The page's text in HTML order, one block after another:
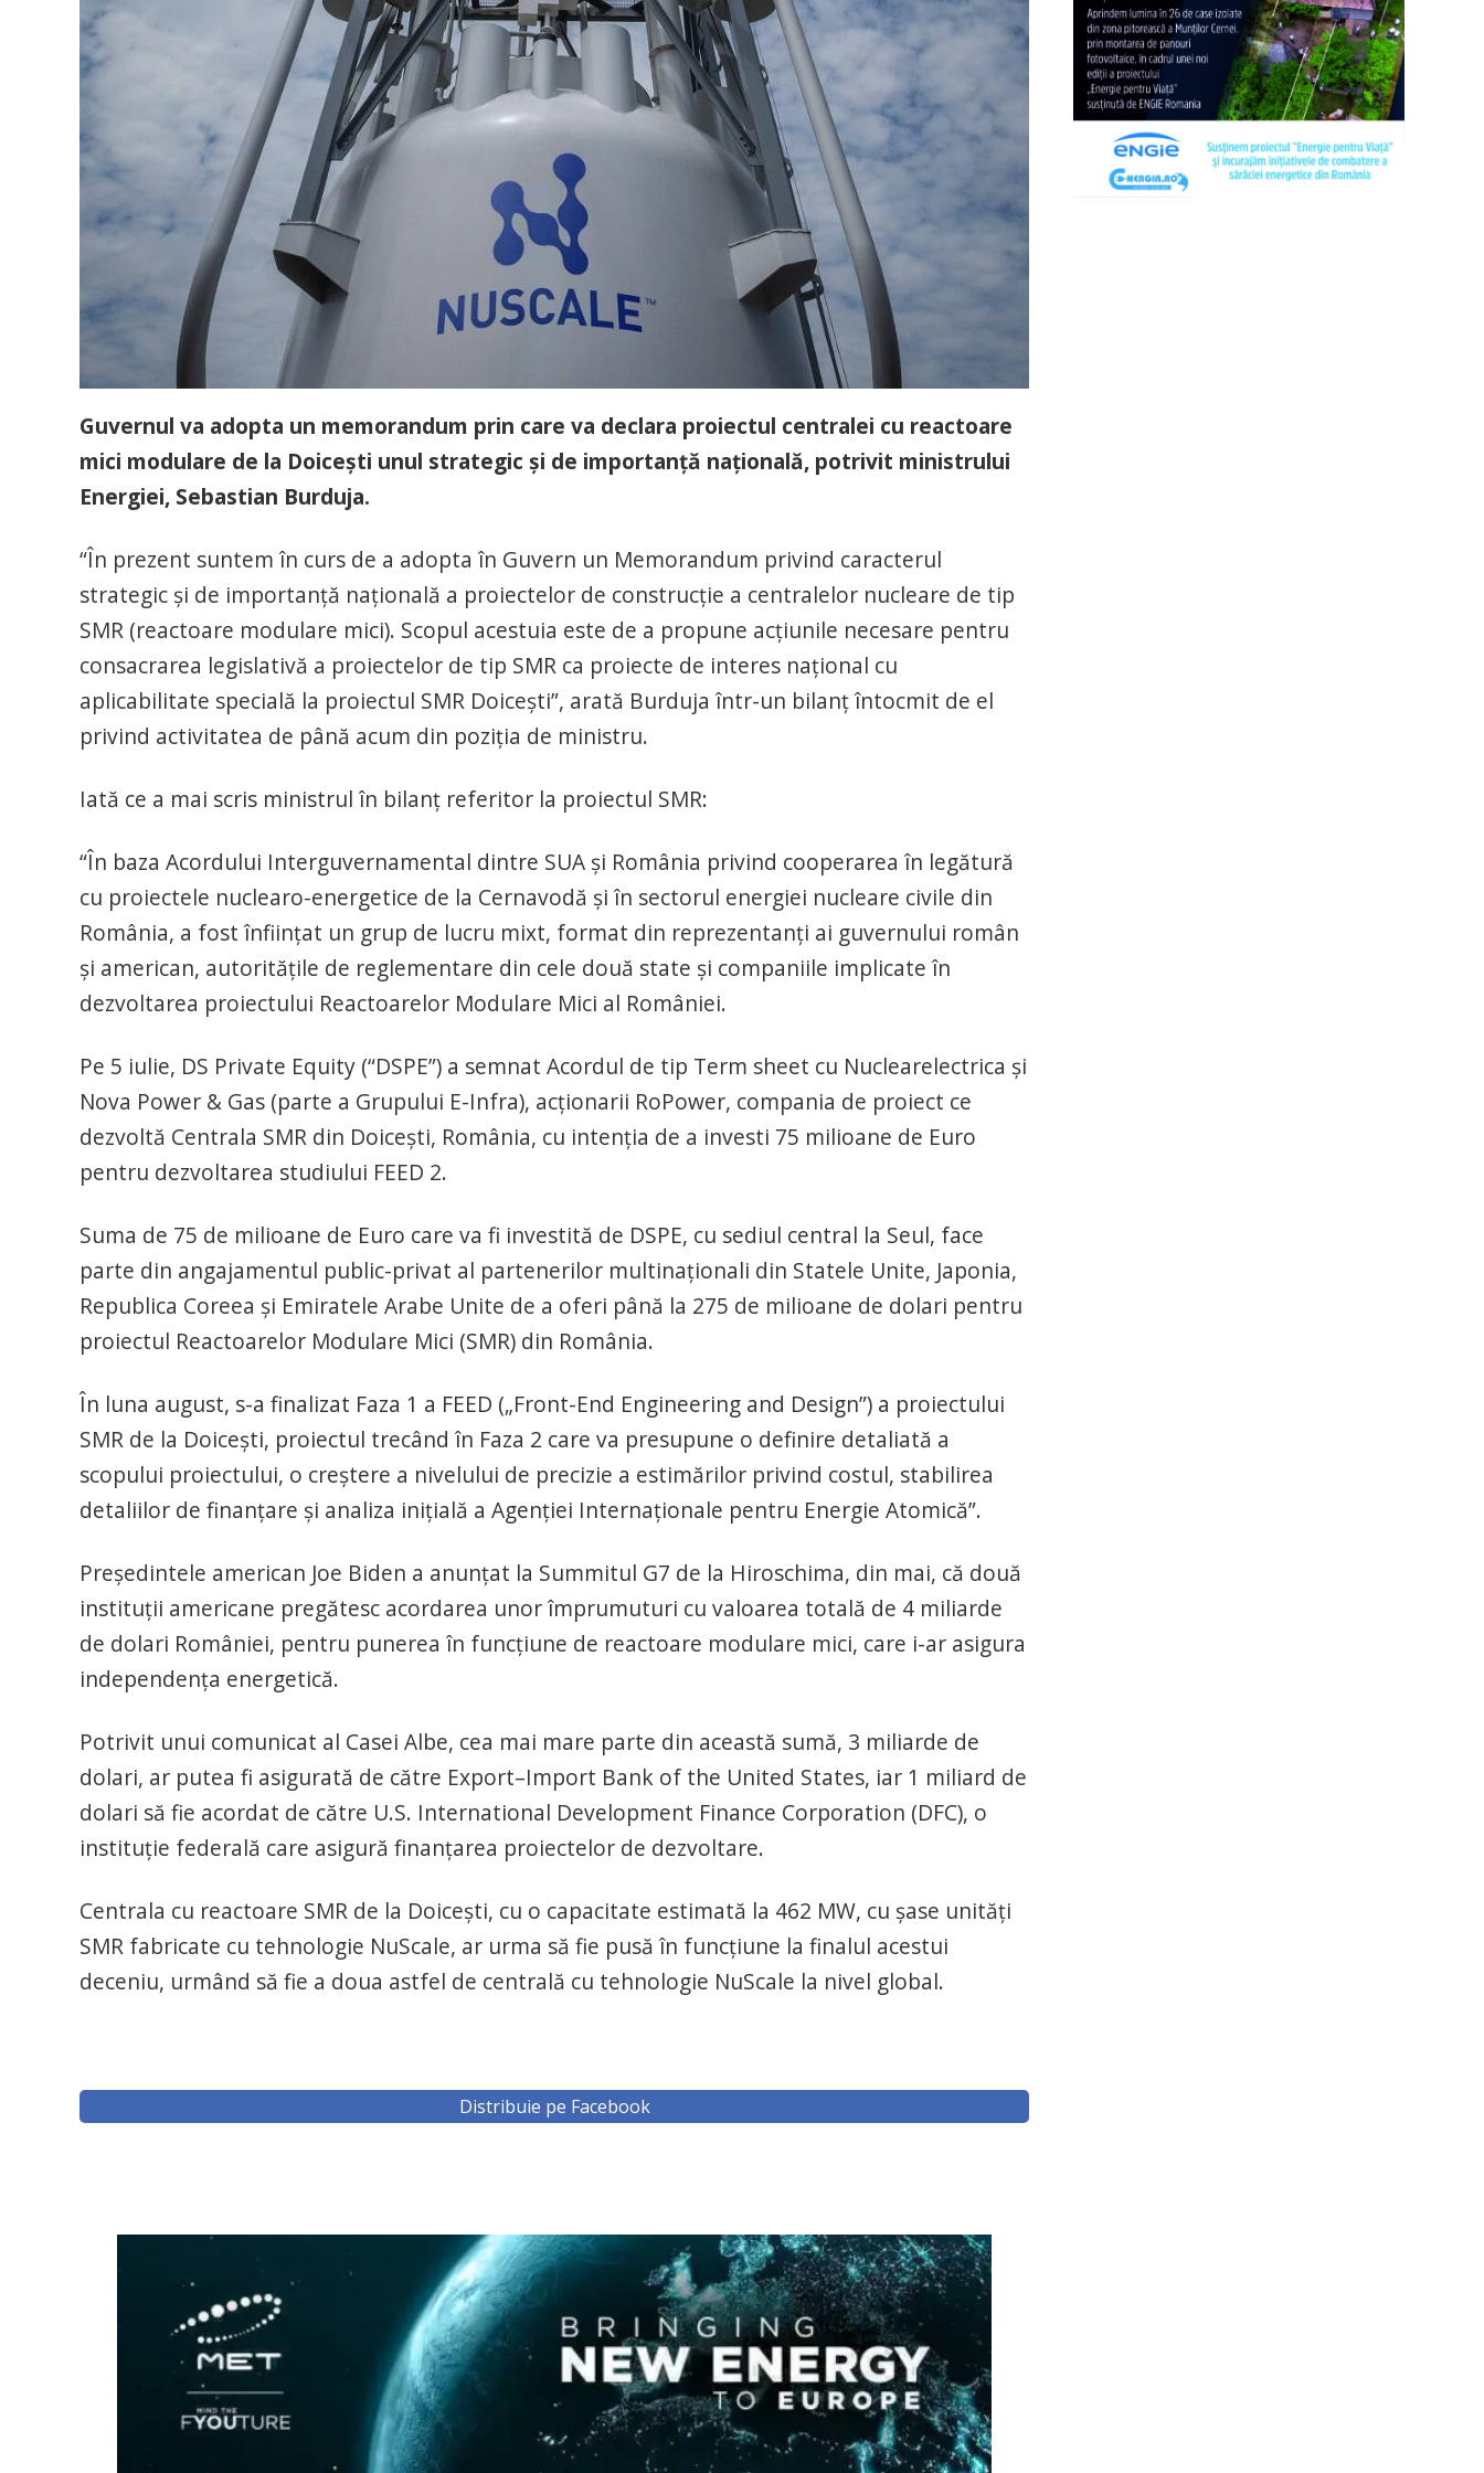
Guvernul va adopta un memorandum prin care va declara proiectul centralei cu reactoare
mici modulare de la Doicești unul strategic și de importanță națională, potrivit ministrului
Energiei, Sebastian Burduja.
“În prezent suntem în curs de a adopta în Guvern un Memorandum privind caracterul
strategic și de importanță națională a proiectelor de construcție a centralelor nucleare de tip
SMR (reactoare modulare mici). Scopul acestuia este de a propune acțiunile necesare pentru
consacrarea legislativă a proiectelor de tip SMR ca proiecte de interes național cu
aplicabilitate specială la proiectul SMR Doicești”, arată Burduja într-un bilanț întocmit de el
privind activitatea de până acum din poziția de ministru.
Iată ce a mai scris ministrul în bilanț referitor la proiectul SMR:
“În baza Acordului Interguvernamental dintre SUA și România privind cooperarea în legătură
cu proiectele nuclearo-energetice de la Cernavodă și în sectorul energiei nucleare civile din
România, a fost înființat un grup de lucru mixt, format din reprezentanți ai guvernului român
și american, autoritățile de reglementare din cele două state și companiile implicate în
dezvoltarea proiectului Reactoarelor Modulare Mici al României.
Pe 5 iulie, DS Private Equity (“DSPE”) a semnat Acordul de tip Term sheet cu Nuclearelectrica și
Nova Power & Gas (parte a Grupului E-Infra), acționarii RoPower, compania de proiect ce
dezvoltă Centrala SMR din Doicești, România, cu intenția de a investi 75 milioane de Euro
pentru dezvoltarea studiului FEED 2.
Suma de 75 de milioane de Euro care va fi investită de DSPE, cu sediul central la Seul, face
parte din angajamentul public-privat al partenerilor multinaționali din Statele Unite, Japonia,
Republica Coreea și Emiratele Arabe Unite de a oferi până la 275 de milioane de dolari pentru
proiectul Reactoarelor Modulare Mici (SMR) din România.
În luna august, s-a finalizat Faza 1 a FEED („Front-End Engineering and Design”) a proiectului
SMR de la Doicești, proiectul trecând în Faza 2 care va presupune o definire detaliată a
scopului proiectului, o creștere a nivelului de precizie a estimărilor privind costul, stabilirea
detaliilor de finanțare și analiza inițială a Agenției Internaționale pentru Energie Atomică”.
Președintele american Joe Biden a anunțat la Summitul G7 de la Hiroschima, din mai, că două
instituții americane pregătesc acordarea unor împrumuturi cu valoarea totală de 4 miliarde
de dolari României, pentru punerea în funcțiune de reactoare modulare mici, care i-ar asigura
independența energetică.
Potrivit unui comunicat al Casei Albe, cea mai mare parte din această sumă, 3 miliarde de
dolari, ar putea fi asigurată de către Export–Import Bank of the United States, iar 1 miliard de
dolari să fie acordat de către U.S. International Development Finance Corporation (DFC), o
instituție federală care asigură finanțarea proiectelor de dezvoltare.
Centrala cu reactoare SMR de la Doicești, cu o capacitate estimată la 462 MW, cu șase unități
SMR fabricate cu tehnologie NuScale, ar urma să fie pusă în funcțiune la finalul acestui
deceniu, urmând să fie a doua astfel de centrală cu tehnologie NuScale la nivel global.
Distribuie pe Facebook